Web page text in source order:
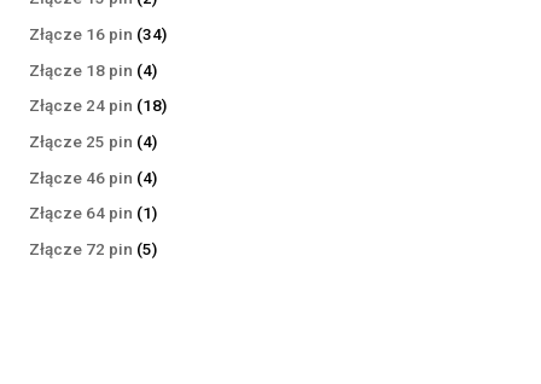
produkty
Złącze 16 pin 3434
Złącze 18 pin 44
produkty
Złącze 24 pin 1818
Złącze 25 pin 44
produkty
Złącze 46 pin 44
produkty
Złącze 64 pin 11
produkt
Złącze 72 pin 55